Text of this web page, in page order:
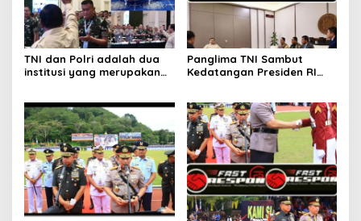
TNI dan Polri adalah dua
institusi yang merupakan
penegakan kedaulatan,
wujud dari eksistensi
negara.
Panglima TNI Sambut
Kedatangan Presiden RI
Terbatas Dengan Presiden